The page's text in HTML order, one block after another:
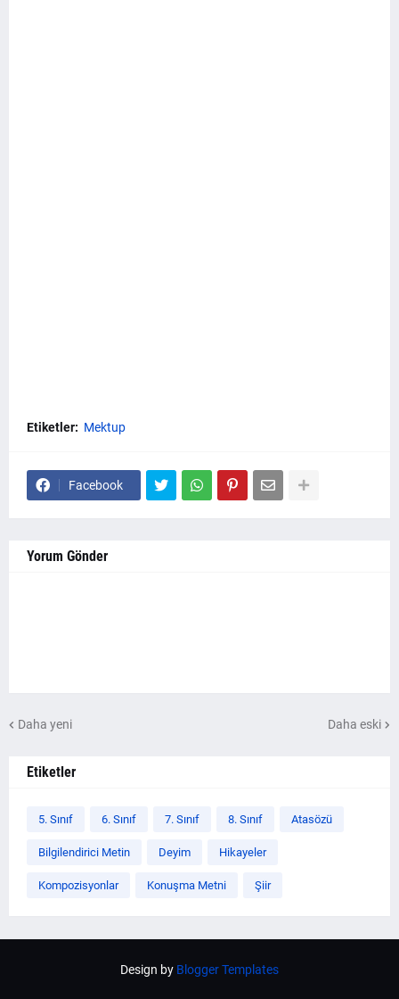
Etiketler: Mektup
Facebook
Yorum Gönder
Daha yeni Daha eski
Etiketler
5. Sınıf 6. Sınıf 7. Sınıf 8. Sınıf Atasözü
Bilgilendirici Metin Deyim Hikayeler
Kompozisyonlar Konuşma Metni Şiir
Design by Blogger Templates